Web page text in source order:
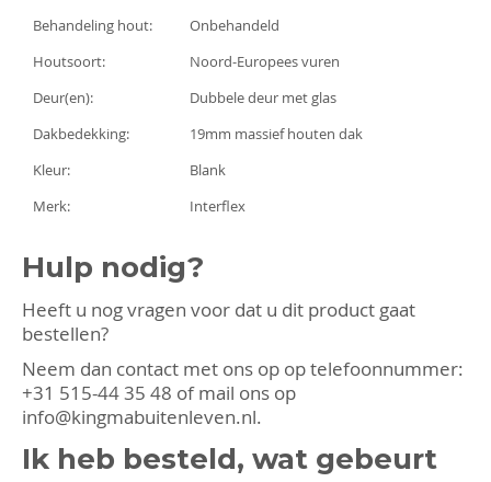
Behandeling hout:
Onbehandeld
Houtsoort:
Noord-Europees vuren
Deur(en):
Dubbele deur met glas
Dakbedekking:
19mm massief houten dak
Kleur:
Blank
Merk:
Interflex
Hulp nodig?
Heeft u nog vragen voor dat u dit product gaat
bestellen?
Neem dan contact met ons op op telefoonnummer:
+31 515-44 35 48 of mail ons op
info@kingmabuitenleven.nl.
Ik heb besteld, wat gebeurt